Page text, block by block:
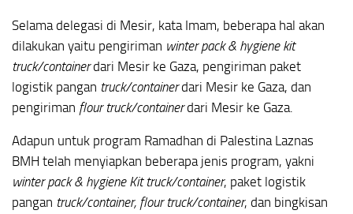
Selama delegasi di Mesir, kata Imam, beberapa hal akan
dilakukan yaitu pengiriman winter pack & hygiene kit
truck/containerdari Mesir ke Gaza, pengiriman paket
logistik pangan truck/containerdari Mesir ke Gaza, dan
pengiriman flour truck/containerdari Mesir ke Gaza.
Adapun untuk program Ramadhan di Palestina Laznas
BMH telah menyiapkan beberapa jenis program, yakni
winter pack & hygiene Kit truck/container, paket logistik
pangan truck/container, flour truck/container, dan bingkisan